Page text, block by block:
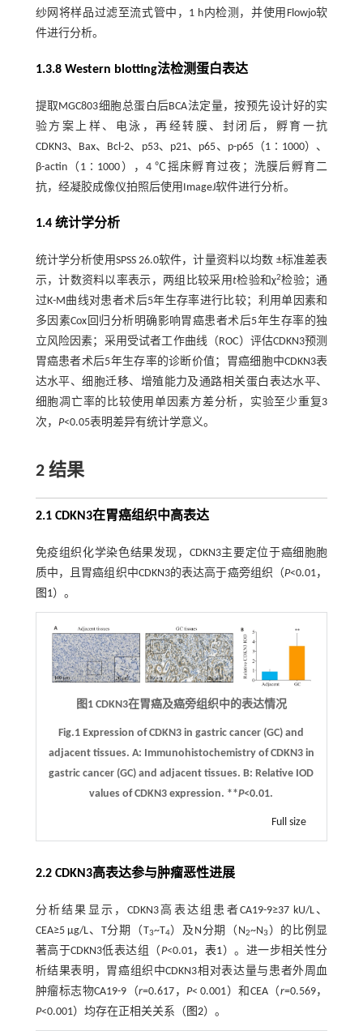
纱网将样品过滤至流式管中，1 h内检测，并使用Flowjo软
件进行分析。
1.3.8 Western blotting法检测蛋白表达
提取MGC803细胞总蛋白后BCA法定量，按预先设计好的实
验方案上样、电泳，再经转膜、封闭后，孵育一抗
CDKN3、Bax、Bcl-2、p53、p21、p65、p-p65（1∶1000）、
β-actin（1∶1000），4 ℃摇床孵育过夜；洗膜后孵育二
抗，经凝胶成像仪拍照后使用ImageJ软件进行分析。
1.4 统计学分析
统计学分析使用SPSS 26.0软件，计量资料以均数 ±标准差表
示，计数资料以率表示，两组比较采用t检验和χ2检验；通
过K-M曲线对患者术后5年生存率进行比较；利用单因素和
多因素Cox回归分析明确影响胃癌患者术后5年生存率的独
立风险因素；采用受试者工作曲线（ROC）评估CDKN3预测
胃癌患者术后5年生存率的诊断价值；胃癌细胞中CDKN3表
达水平、细胞迁移、增殖能力及通路相关蛋白表达水平、
细胞凋亡率的比较使用单因素方差分析，实验至少重复3
次， P<0.05表明差异有统计学意义。
2 结果
2.1 CDKN3在胃癌组织中高表达
免疫组织化学染色结果发现，CDKN3主要定位于癌细胞胞
质中，且胃癌组织中CDKN3的表达高于癌旁组织（P<0.01，
图1）。
图1 CDKN3在胃癌及癌旁组织中的表达情况
Fig.1 Expression of CDKN3 in gastric cancer (GC) and
adjacent tissues. A: Immunohistochemistry of CDKN3 in
gastric cancer (GC) and adjacent tissues.B: Relative IOD
values of CDKN3 expression. **P<0.01.
Full size
2.2 CDKN3高表达参与肿瘤恶性进展
分析结果显示，CDKN3高表达组患者CA19-9≥37 kU/L、
CEA≥5 μg/L、T分期（T3~T4）及N分期（N2~N3 ）的比例显
著高于CDKN3低表达组（P<0.01， 表1）。进一步相关性分
析结果表明，胃癌组织中CDKN3相对表达量与患者外周血
肿瘤标志物CA19-9（r=0.617， P< 0.001）和CEA（r=0.569，
P<0.001）均存在正相关关系（ 图2）。